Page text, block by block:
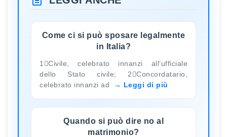
Come ci si può sposare legalmente
in Italia?
1Civile, celebrato innanzi all’ufficiale
dello Stato civile; 2Concordatario,
celebrato innanzi ad
Leggi di più
Quando si può dire no al
matrimonio?